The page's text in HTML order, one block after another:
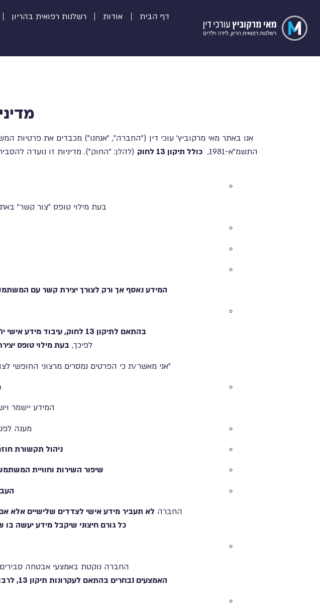
דף הבית אודות רשלנות רפואית בהריון
אנו באתר מאי מרקוביץ' עוכי דין ("החברה", "אנחנו") מכבדים את פרטיות
התשמ"א-1981,
כולל תיקון 13 לחוק (להלן: "החוק"). מדיניות זו נועדה
בעת מילוי טופס "צור קשר"
המידע נאסף אך ורק לצורך יצירת קשר עם
בהתאם לתיקון 13 לחוק, עיבוד מידע אישי יתבצע רק לאחר קבלת הסכמה מפורשת מהנושא במידע.
לפיכך, בעת מילוי טופס
"אני מאשר/ת כי הפרטים נמסרים מרצוני החופשי
המידע יישמר
מענה
ניהול תקשורת
שיפור השירות וחוויית
החברהלא תעביר מידע אישי לצדדים שלישיים אלא
כל גורם חיצוני שיקבל מידע יעשה
החברה נוקטת באמצעי אבטחה
האמצעים נבחרים בהתאם לעקרונות תיקון 13, לרבות גישה מוגבלת למורשים בלבד, ואחסון מאובטח של המידע.